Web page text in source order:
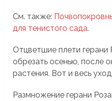
См. также:
для тенистого сада.
Отцветшие плети герани
обрезать осенью, после
растения. Вот и весь
Размножение герани